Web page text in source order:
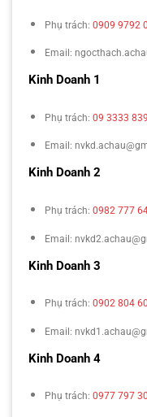
Phụ trách: 0909 9792
Email:
Kinh Doanh 1
Phụ trách: 09 3333
Email:
Kinh Doanh 2
Phụ trách: 0982 777
Email:
Kinh Doanh 3
Phụ trách: 0902 804
Email:
Kinh Doanh 4
Phụ trách: 0977 797